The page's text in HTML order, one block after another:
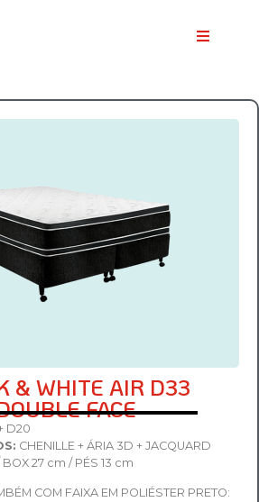
& WHITE AIR D33
FACE
D20
CHENILLE + ÁRIA 3D + JACQUARD
27 cm / PÉS 13 cm
COM FAIXA EM POLIÉSTER PRETO: